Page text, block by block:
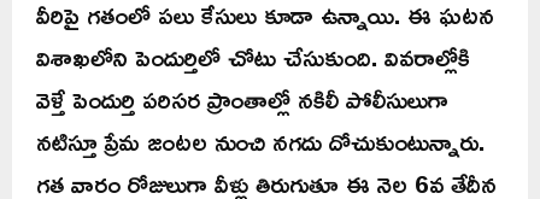
వీరిపై గతంలో పలు కేసులు కూడా ఉన్నాయి. ఈ ఘటన
విశాఖలోని పెందుర్తిలో చోటు చేసుకుంది. వివరాల్లోకి
వెళ్తే పెందుర్తి పరిసర ప్రాంతాల్లో నకిలీ పోలీసులుగా
నటిస్తూ ప్రేమ జంటల నుంచి నగదు దోచుకుంటున్నారు.
గత వారం రోజులుగా వీళ్లు తిరుగుతూ ఈ నెల 6వ తేదీన